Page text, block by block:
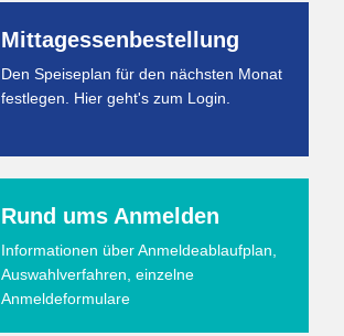
Mittagessenbestellung
Den Speiseplan für den nächsten Monat
festlegen. Hier geht's zum Login.
Rund ums Anmelden
Informationen über Anmeldeablaufplan,
Auswahlverfahren, einzelne
Anmeldeformulare